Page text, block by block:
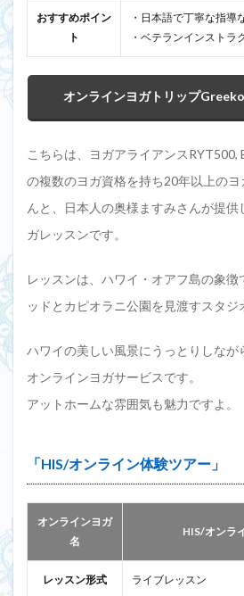
おすすめポイン
ト
・日本語で丁寧な指導
・ベテランインストラ
オンラインヨガトリップ
こちらは、ヨガアライアンスRYT500,
の複数のヨガ資格を持ち20年以上のヨ
んと、日本人の奥様ますみさんが提供
ガレッスンです。
レッスンは、ハワイ・オアフ島の象徴
ッドとカピオラニ公園を見渡すスタジ
ハワイの美しい風景にうっとりしなが
オンラインヨガサービスです。
アットホームな雰囲気も魅力ですよ。
「HIS/オンライン体験ツアー」
オンラインヨガ
名
HIS/オンラ
レッスン形式 ライブレッスン